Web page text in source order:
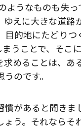
ようなものも失
えに大きな道路
的地にたどりつ
うことで、そこ
めることは、あ
のです。
があると聞きま
う。それならそ
歌舞伎俳優